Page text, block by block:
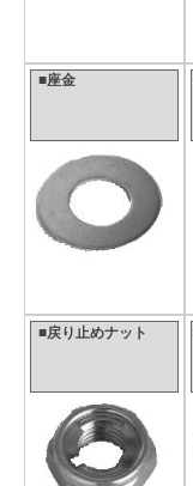
■座金
■戻り止めナット